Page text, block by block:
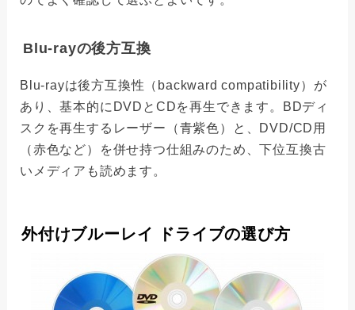
Blu-rayの後方互換
Blu-rayは後方互換性（backward compatibility）が
あり、基本的にDVDとCDを再生できます。BDディ
スクを再生するレーザー（青紫色）と、DVD/CD用
（赤色など）を併せ持つ仕組みのため、下位互換古
いメディアも読めます。
外付けブルーレイ ドライブの選び方